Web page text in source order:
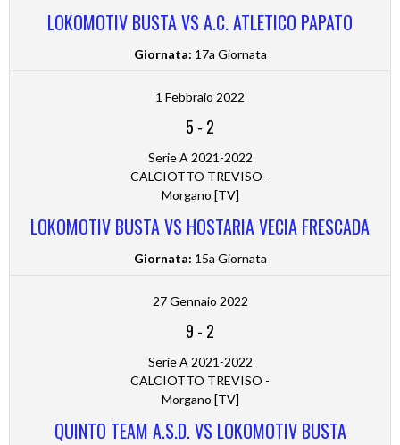
LOKOMOTIV BUSTA VS A.C. ATLETICO PAPATO
Giornata: 17a Giornata
1 Febbraio 2022
5 - 2
Serie A 2021-2022
CALCIOTTO TREVISO -
Morgano [TV]
LOKOMOTIV BUSTA VS HOSTARIA VECIA FRESCADA
Giornata: 15a Giornata
27 Gennaio 2022
9 - 2
Serie A 2021-2022
CALCIOTTO TREVISO -
Morgano [TV]
QUINTO TEAM A.S.D. VS LOKOMOTIV BUSTA